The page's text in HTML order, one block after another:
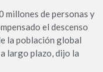
millones de personas y
el descenso
la población global
largo plazo, dijo la